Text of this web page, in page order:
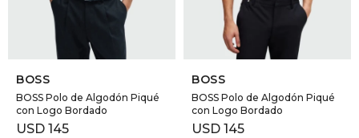
SELECCIONAR TALLE
BOSS
BOSS Polo de Algodón Piqué
con Logo Bordado
USD 145
SELECCIONAR TALLE
BOSS
BOSS Polo de Algodón Piqué
con Logo Bordado
USD 145